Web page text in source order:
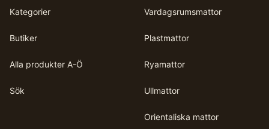
Kategorier
Butiker
Alla produkter A-Ö
Sök
Vardagsrumsmattor
Plastmattor
Ryamattor
Ullmattor
Orientaliska mattor